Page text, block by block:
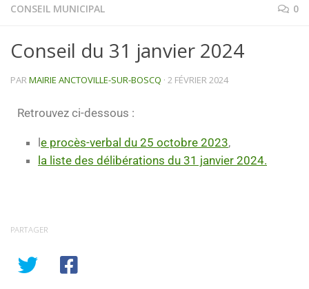
CONSEIL MUNICIPAL 0
Conseil du 31 janvier 2024
PARMAIRIE ANCTOVILLE-SUR-BOSCQ · 2 FÉVRIER 2024
Retrouvez ci-dessous :
le procès-verbal du 25 octobre 2023,
la liste des délibérations du 31 janvier 2024.
PARTAGER